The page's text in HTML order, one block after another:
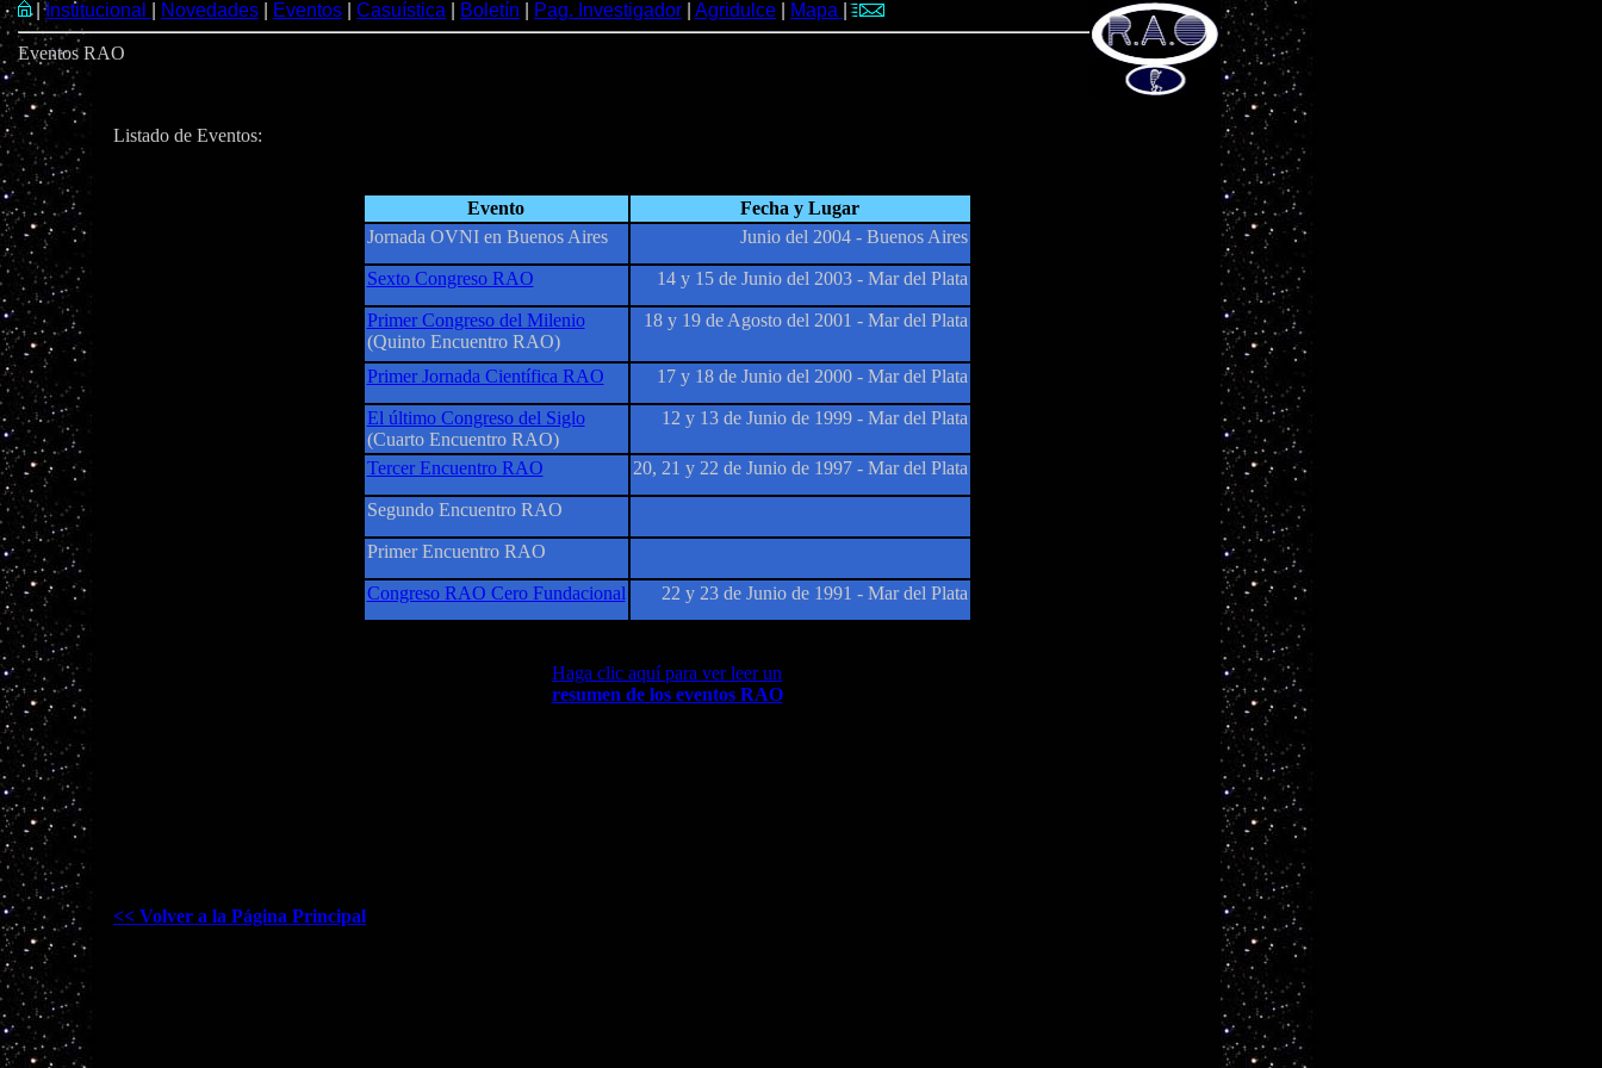
|Institucional Novedades Eventos Casuística Boletín Pag. Investigador Agridulce Mapa
Eventos RAO
Listado de Eventos:
Evento
Fecha y Lugar
Jornada OVNI en Buenos Aires
Junio del 2004 - Buenos Aires
Sexto Congreso RAO 14 y 15 de Junio del 2003 - Mar del Plata
Primer Congreso del Milenio
(Quinto Encuentro RAO)
18 y 19 de Agosto del 2001 - Mar del Plata
Primer Jornada Científica RAO 17 y 18 de Junio del 2000 - Mar del Plata
El último Congreso del Siglo
(Cuarto Encuentro RAO)
12 y 13 de Junio de 1999 - Mar del Plata
Tercer Encuentro RAO 20, 21 y 22 de Junio de 1997 - Mar del Plata
Segundo Encuentro RAO
Primer Encuentro RAO
Congreso RAO Cero Fundacional 22 y 23 de Junio de 1991 - Mar del Plata
Haga clic aquí para ver leer un
resumen de los eventos RAO
<< Volver a la Página Principal